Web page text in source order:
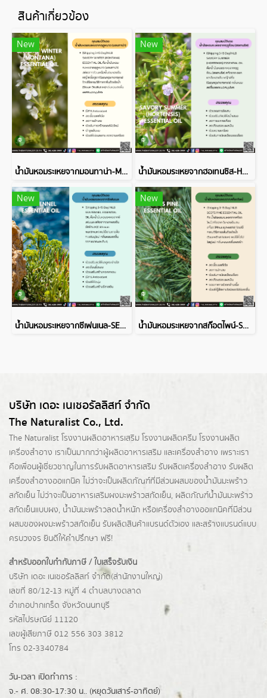
สินค้าเกี่ยวข้อง
New
น้ำมันหอมระเหยจากมอนทาน่า-MONTANA ESSENTIAL OIL
New
น้ำมันหอมระเหยจากฮอเทนซิส-HORTENSIS ESSENTIAL OIL
New
น้ำมันหอมระเหยจากซีเฟนเนล-SEA FENNEL ESSENTIAL OIL
New
น้ำมันหอมระเหยจากสก๊อตไพน์-SCOTS PINE ESSENTIAL OIL
บริษัท เดอะ เนเชอรัลลิสท์ จำกัด
The Naturalist Co., Ltd.
The Naturalist โรงงานผลิตอาหารเสริม โรงงานผลิตครีม โรงงานผลิต
เครื่องสำอาง เราเป็นมากกว่าผู้ผลิตอาหารเสริม และเครื่องสำอาง เพราะเรา
คือเพื่อนผู้เชี่ยวชาญในการรับผลิตอาหารเสริม รับผลิตเครื่องสำอาง รับผลิต
เครื่องสำอางออแกนิค ไม่ว่าจะเป็นผลิตภัณฑ์ที่มีส่วนผสมของน้ำมันมะพร้าว
สกัดเย็น ไม่ว่าจะเป็นอาหารเสริมผงมะพร้าวสกัดเย็น, ผลิตภัณฑ์น้ำมันมะพร้าว
สกัดเย็นแบบผง, น้ำมันมะพร้าวลดน้ำหนัก หรือเครื่องสำอางออแกนิคที่มีส่วน
ผสมของผงมะพร้าวสกัดเย็น รับผลิตสินค้าแบรนด์ตัวเอง และสร้างแบรนด์แบบ
ครบวงจร ยินดีให้คำปรึกษา ฟรี!
สำหรับออกใบกำกับภาษี / ใบเสร็จรับเงิน
บริษัท เดอะ เนเชอรัลลิสท์ จำกัด(ส่านักงานใหญ่)
เลขที่ 80/12-13 หมู่ที่ 4 ตำบลบางตลาด
อำเภอปากเกร็ด จังหวัดนนทบุรี
รหัสไปรษณีย์ 11120
เลขผู้เสียภาษี 012 556 303 3812
โทร 02-3340784
วัน-เวลา เปิดทำการ :
จ.- ศ. 08:30-17:30 น.. (หยุดวันเสาร์-อาทิตย์)